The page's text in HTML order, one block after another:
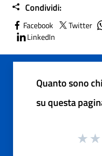
Condividi:
Facebook Twitter
LinkedIn
Quanto sono
su questa